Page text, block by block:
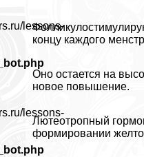
концу каждого
Оно остается на
новое повышение.
Лютеотропный
формировании
lessons-
lessons-